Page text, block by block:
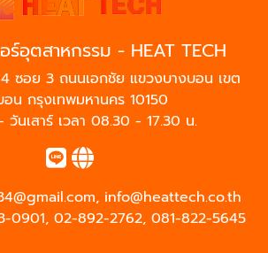
อุตสาหกรรม - HEAT TECH
ซอย 3 ถนนเอกชัย แขวงบางบอน เขต
อน กรุงเทพมหานคร 10150
วันเสาร์ เวลา 08.30 - 17.30 น.
, info@heattech.co.th
0901, 02-892-2762, 081-822-5645